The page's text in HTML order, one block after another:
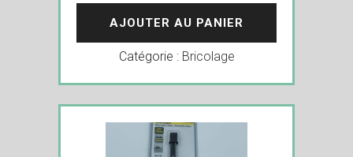
AJOUTER AU PANIER
Catégorie : Bricolage